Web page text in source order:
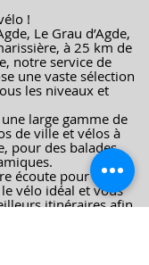
!
Le Grau d’Agde,
à 25 km de
notre service de
une vaste sélection
les niveaux et
large gamme de
de ville et vélos à
pour des balades
écoute pour vous
vélo idéal et vous
itinéraires afin